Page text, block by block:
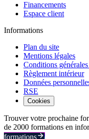
Financements
Espace client
Informations
Plan du site
Mentions légales
Conditions
Règlement intérieur
Données
RSE
Cookies
Trouver votre prochaine
de 2000 formations en
formations